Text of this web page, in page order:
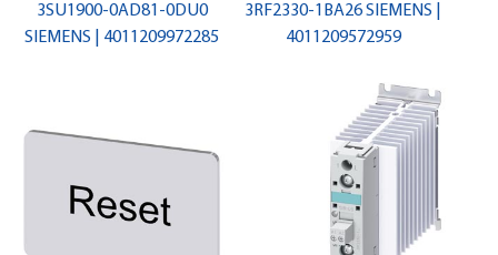
3SU1900-0AD81-0DU0
SIEMENS | 4011209972285
3RF2330-1BA26 SIEMENS |
4011209572959